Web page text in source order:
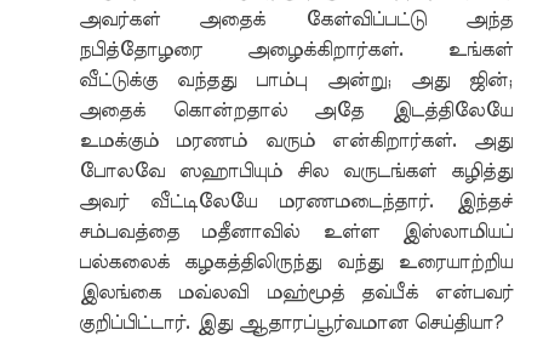
அவர்கள் அதைக் கேள்விப்பட்டு அந்த
நபித்தோழரை அழைக்கிறார்கள். உங்கள்
வீட்டுக்கு வந்தது பாம்பு அன்று; அது ஜின்;
அதைக் கொன்றதால் அதே இடத்திலேயே
உமக்கும் மரணம் வரும் என்கிறார்கள். அது
போலவே ஸஹாபியும் சில வருடங்கள் கழித்து
அவர் வீட்டிலேயே மரணமடைந்தார். இந்தச்
சம்பவத்தை மதீனாவில் உள்ள இஸ்லாமியப்
பல்கலைக் கழகத்திலிருந்து வந்து உரையாற்றிய
இலங்கை மவ்லவி மஹ்மூத் தவ்பீக் என்பவர்
குறிப்பிட்டார். இது ஆதாரப்பூர்வமான செய்தியா?